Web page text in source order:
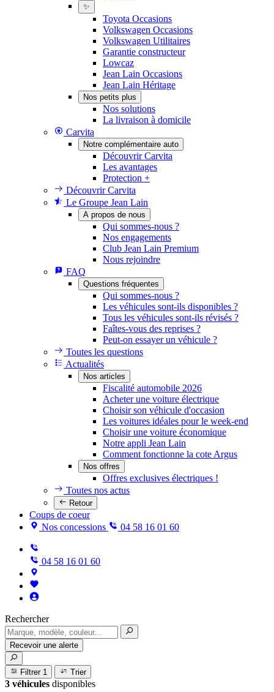
✨
Toyota Occasions
Volkswagen Occasions
Volkswagen Utilitaires
Garantie constructeur
Lowcaz
Jean Lain Occasions
Jean Lain Héritage
Nos petits plus
Nos solutions
La livraison à domicile
Carvita
Notre complémentaire auto
Découvrir Carvita
Les avantages
Protection +
Découvrir Carvita
Le Groupe Jean Lain
A propos de nous
Qui sommes-nous ?
Nos engagements
Club Jean Lain Premium
Nous rejoindre
FAQ
Questions fréquentes
Qui sommes-nous ?
Les véhicules sont-ils disponibles ?
Tous les véhicules sont-ils révisés ?
Faîtes-vous des reprises ?
Peut-on essayer un véhicule ?
Toutes les questions
Actualités
Nos articles
Fiscalité automobile 2026
Acheter une voiture électrique
Choisir son véhicule d'occasion
Les voitures idéales pour le week-end
Choisir une voiture économique
Notre appli Jean Lain
Comment fonctionne la cote Argus
Nos offres
Offres exclusives électriques !
Toutes nos actus
Retour
Coups de coeur
Nos concessions
04 58 16 01 60
04 58 16 01 60
Rechercher
Recevoir une alerte
Filtrer 1 Trier
3 véhicules disponibles